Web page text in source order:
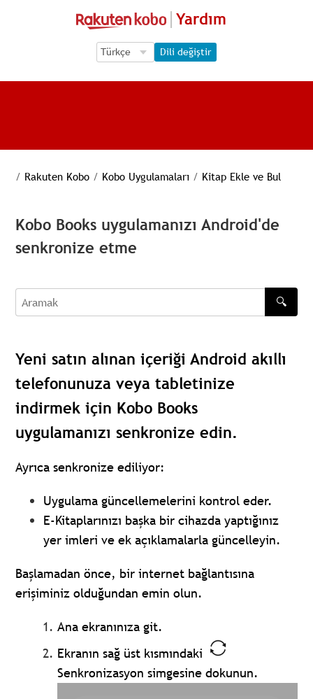
Yardım
Language Selection
Language Selection
Dili değiştir
/ Rakuten Kobo / Kobo Uygulamaları / Kitap Ekle ve Bul
Kobo Books uygulamanızı Android'de
senkronize etme
Aramak
🔍
Yeni satın alınan içeriği Android akıllı
telefonunuza veya tabletinize
indirmek için Kobo Books
uygulamanızı senkronize edin.
Ayrıca senkronize ediliyor:
Uygulama güncellemelerini kontrol eder.
E-Kitaplarınızı başka bir cihazda yaptığınız
yer imleri ve ek açıklamalarla güncelleyin.
Başlamadan önce, bir internet bağlantısına
erişiminiz olduğundan emin olun.
Ana ekranınıza git.
Ekranın sağ üst kısmındaki
Senkronizasyon simgesine dokunun.